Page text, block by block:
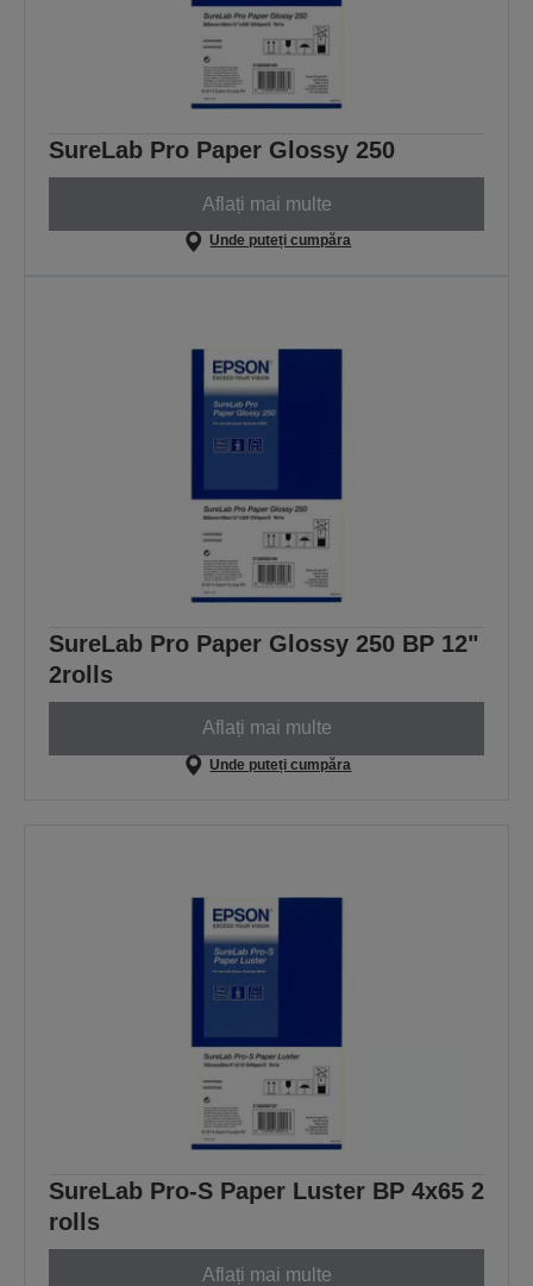
SureLab Pro Paper Glossy 250
Aflați mai multe
Unde puteți cumpăra
SureLab Pro Paper Glossy 250 BP 12"
2rolls
Aflați mai multe
Unde puteți cumpăra
SureLab Pro-S Paper Luster BP 4x65 2
rolls
Aflați mai multe